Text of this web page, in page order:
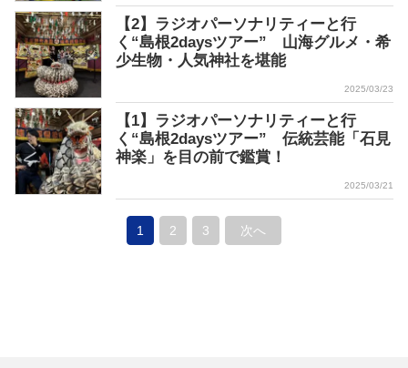
【2】ラジオパーソナリティーと行
く“島根2daysツアー” 山海グルメ・希
少生物・人気神社を堪能
2025/03/23
【1】ラジオパーソナリティーと行
く“島根2daysツアー” 伝統芸能「石見
神楽」を目の前で鑑賞！
2025/03/21
1 2 3 次へ